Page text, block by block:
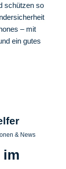
schützen so
– mit
ein gutes
& News
im